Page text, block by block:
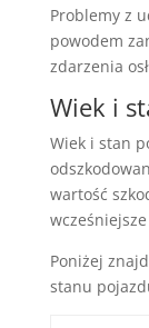
Problemy z
powodem
zdarzenia
Wiek i
Wiek i stan
wartość
Poniżej
stanu